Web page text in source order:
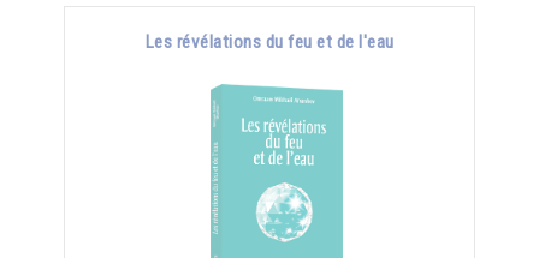
Les révélations du feu et de l'eau